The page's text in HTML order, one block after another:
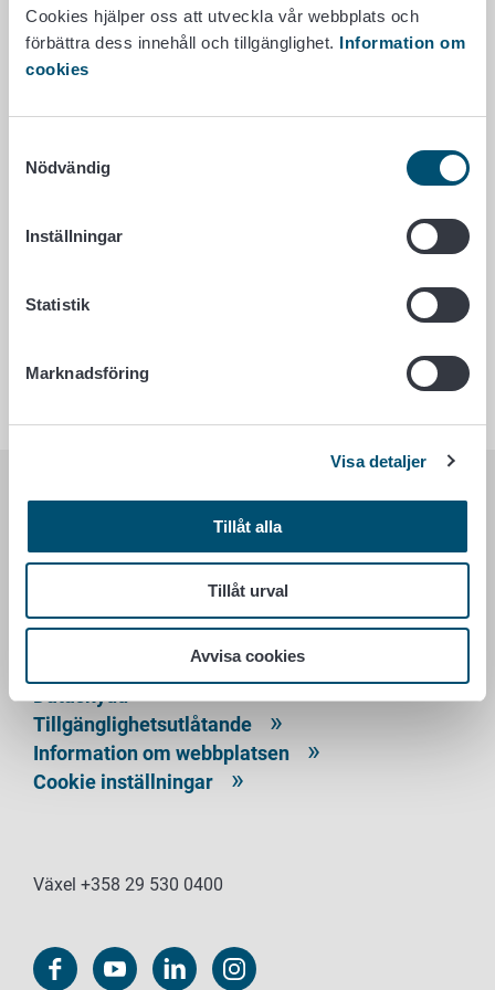
Cookies hjälper oss att utveckla vår webbplats och
förbättra dess innehåll och tillgänglighet. Information om
cookies
Nödvändig
Inställningar
Statistik
Marknadsföring
Visa detaljer
Tillåt alla
Tillåt urval
Avvisa cookies
Investeringar som utvecklar ekonomisk
verksamhet
Urvalskriterier
Vattentjänstprojekt
PB 100
00027 LIVSMEDELSVERKET
Dataskydd
Tillgänglighetsutlåtande
Information om webbplatsen
Cookie inställningar
Växel +358 29 530 0400